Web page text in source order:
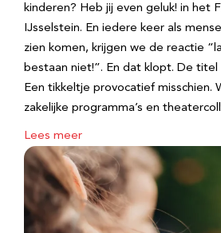
kinderen? Heb jij even geluk! in het
IJsselstein. En iedere keer als
zien komen, krijgen we de reactie
bestaan niet!”. En dat klopt. De titel
Een tikkeltje provocatief misschien.
zakelijke programma’s en
Lees meer